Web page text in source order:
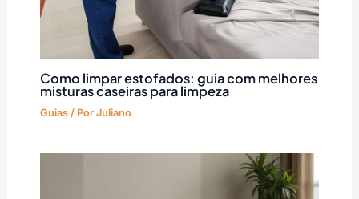
Como limpar estofados: guia com melhores
misturas caseiras para limpeza
Guias/ Por Juliano